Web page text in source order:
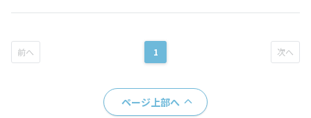
1
ページ上部へ